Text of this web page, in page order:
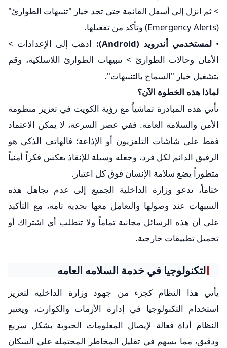
> ثم انزل إلى أسفل القائمة حتى تجد خيار "تنبيهات الطوارئ"
(Emergency Alerts) وتأكد من تفعيلها.
• ​لمستخدمي أندرويد (Android):
اذهب إلى الإعدادات >
الأمان وحالات الطوارئ > تنبيهات الطوارئ اللاسلكية، وقم
بتشغيل خيار "السماح بالتنبيهات".
​لماذا هذه الخطوة الآن؟
​تأتي هذه المبادرة تماشياً مع رؤية الكويت في تعزيز منظومة
الأمن والسلامة العامة. ففي عصر السرعة، لا يمكن الاعتماد
فقط على شاشات التلفزيون أو الإذاعة؛ فالهاتف الذكي هو
الرفيق الدائم لكل فرد، وجعله وسيلة للإنقاذ يعكس فكراً أمنياً
متطوراً يضع سلامة الإنسان فوق كل اعتبار.
​ختاماً، تدعو وزارة الداخلية الجميع إلى عدم تجاهل هذه
التنبيهات عند وصولها والتعامل معها بجدية تامة، مع التأكيد
على أن هذه الرسائل مجانية تماماً ولا تتطلب أي اشتراك أو
تحميل تطبيقات خارجية.
التكنولوجيا في خدمة السلامه العامه
يأتي هذا النظام كجزء من جهود وزارة الداخلية لتعزيز
استخدام التكنولوجيا في إدارة الأزمات والكوارث، ويعتبر
النظام أداة فعالة لإيصال المعلومات الحيوية بشكل سريع
ودقيق، مما يسهم في تقليل المخاطر المحتمله على السكان